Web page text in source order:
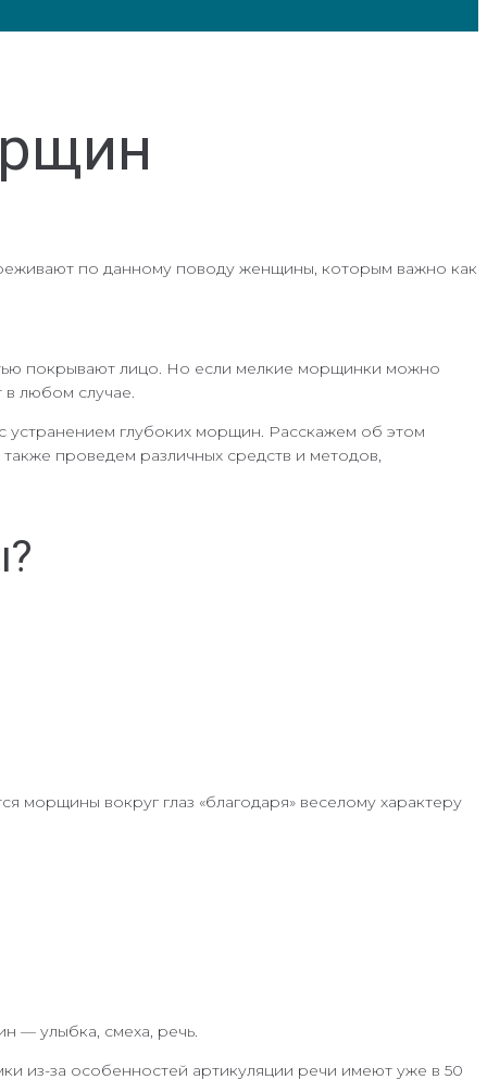
по данному поводу женщины, которым важно как
покрывают лицо. Но если мелкие морщинки можно
в любом случае.
устранением глубоких морщин. Расскажем об этом
проведем различных средств и методов,
морщины вокруг глаз «благодаря» веселому характеру
— улыбка, смеха, речь.
из-за особенностей артикуляции речи имеют уже в 50